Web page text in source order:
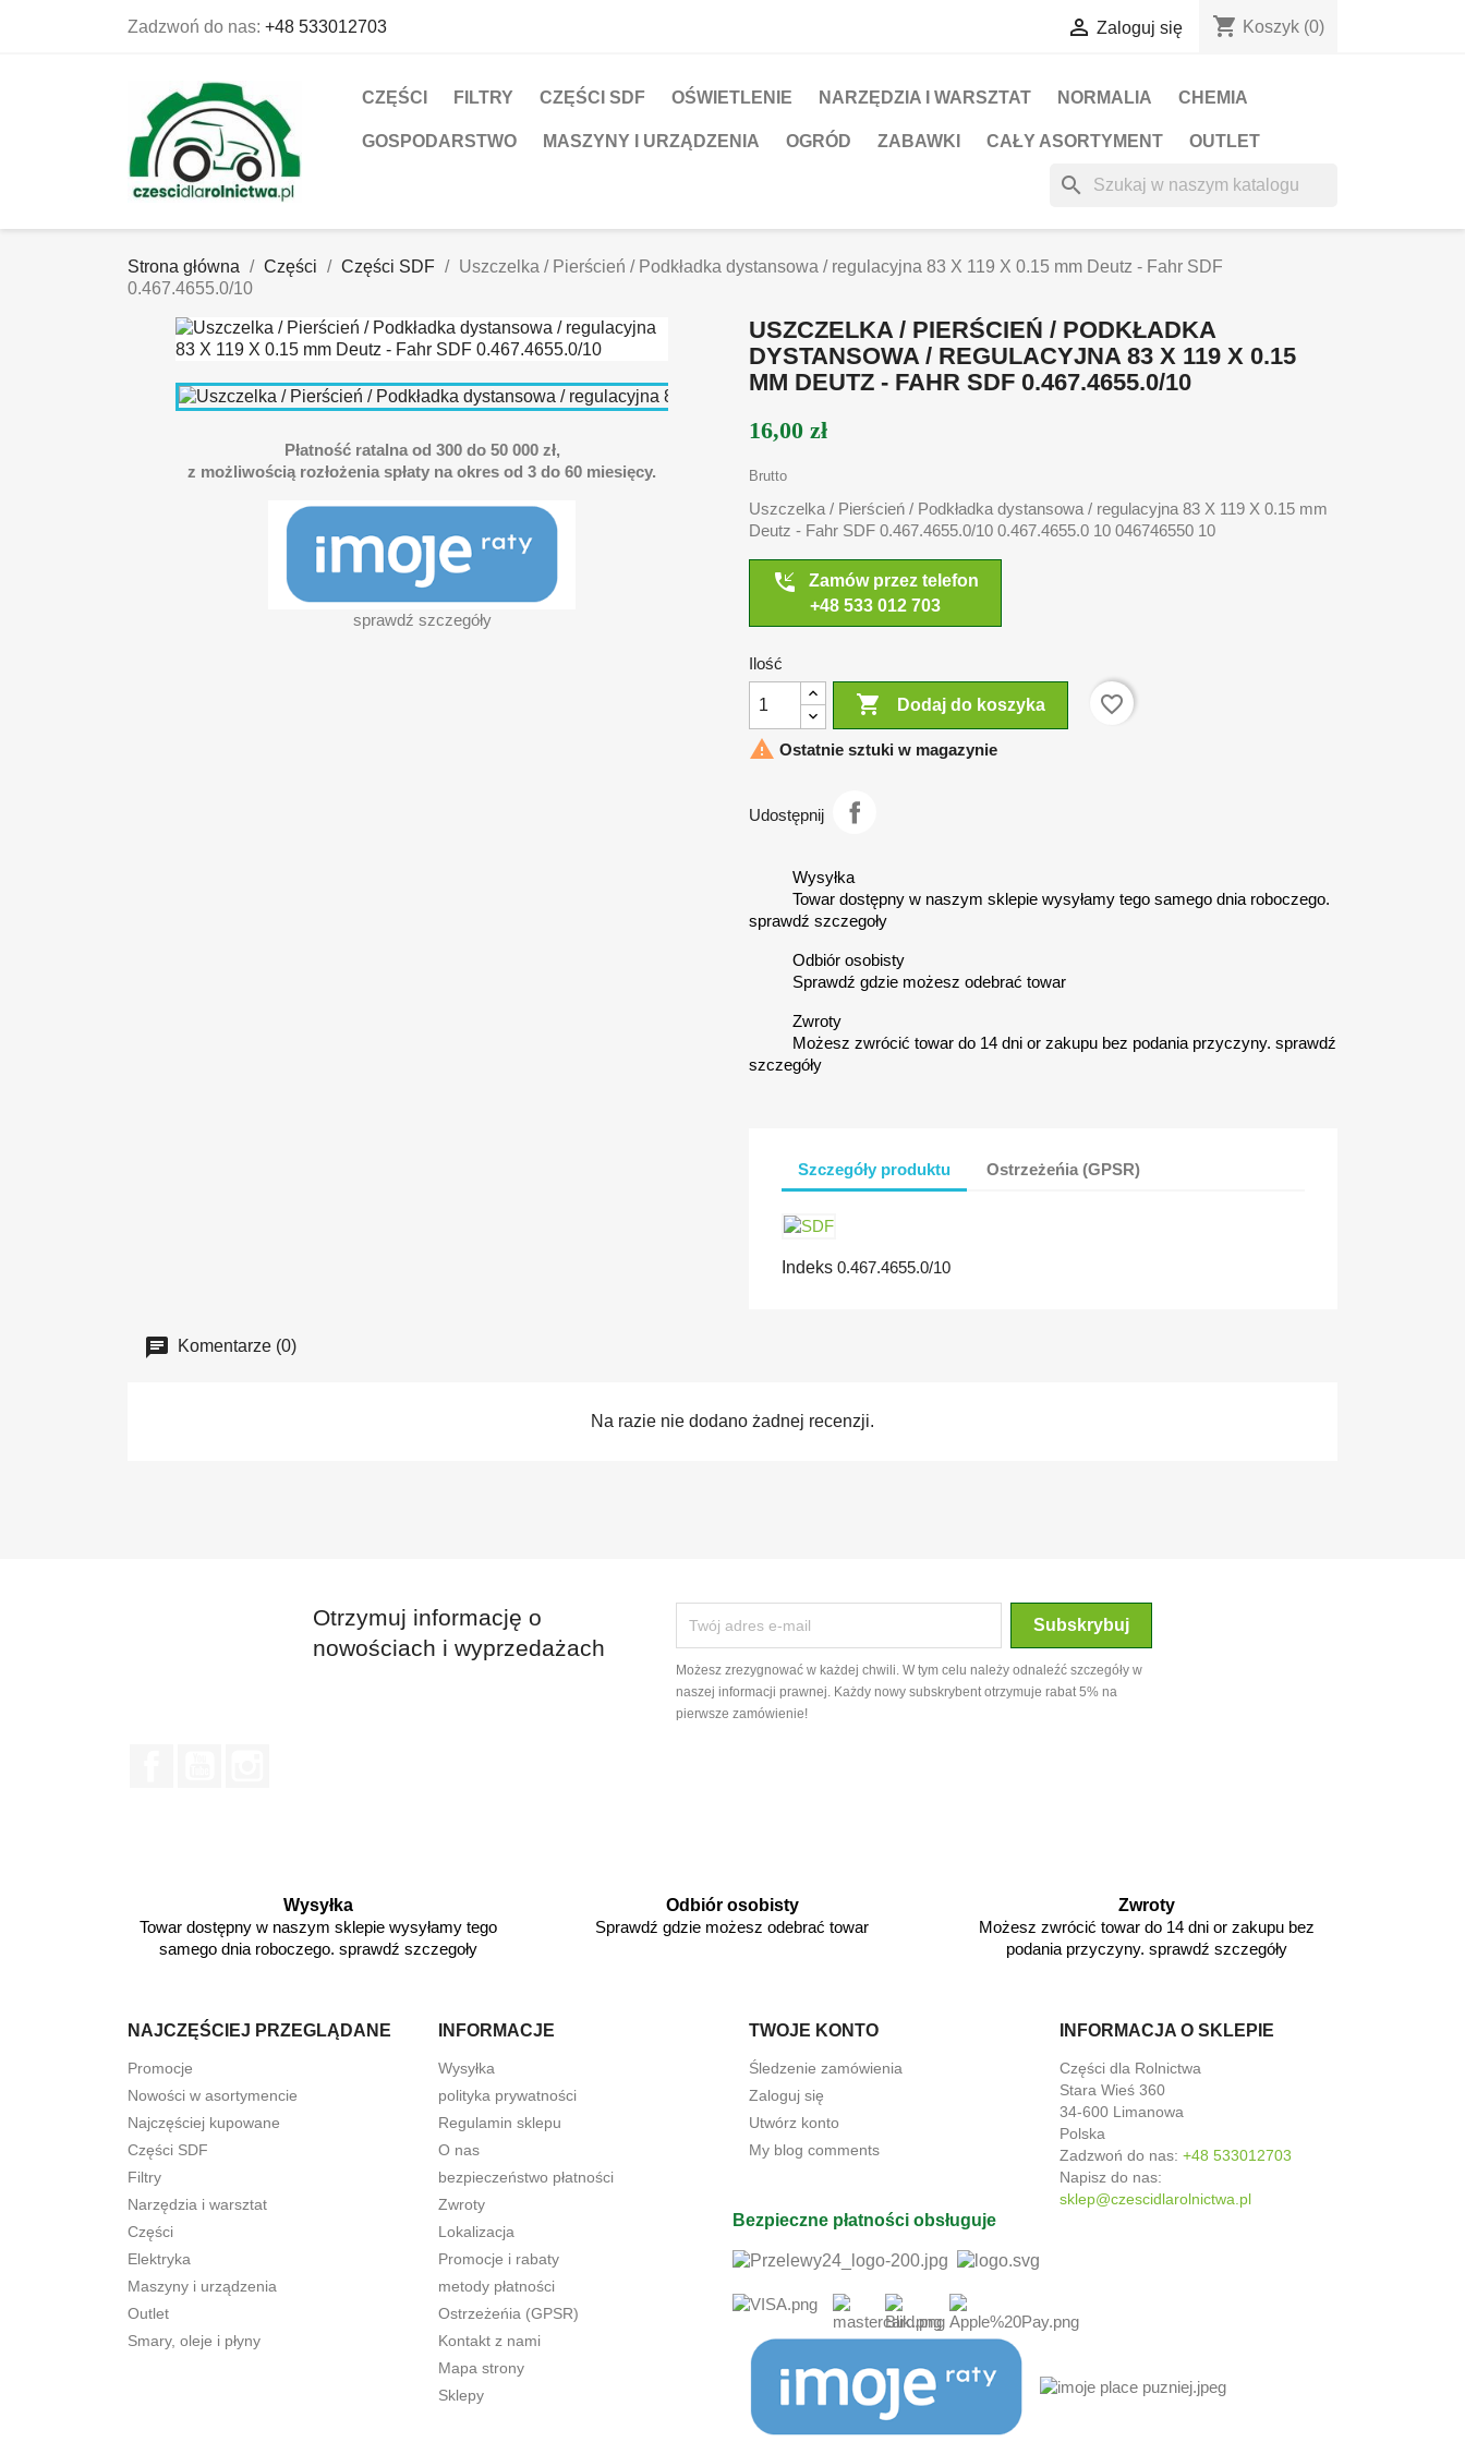
Zadzwoń do nas: +48 533012703  Zaloguj się shopping_cart Koszyk (0)
CZĘŚCI FILTRY CZĘŚCI SDF OŚWIETLENIE NARZĘDZIA I WARSZTAT NORMALIA CHEMIA
GOSPODARSTWO MASZYNY I URZĄDZENIA OGRÓD ZABAWKI CAŁY ASORTYMENT OUTLET
search
Strona główna Części Części SDF
Uszczelka / Pierścień / Podkładka dystansowa / regulacyjna 83 X 119 X 0.15 mm Deutz - Fahr SDF
0.467.4655.0/10
Płatność ratalna od 300 do 50 000 zł,
z możliwością rozłożenia spłaty na okres od 3 do 60 miesięcy.
sprawdź szczegóły
USZCZELKA / PIERŚCIEŃ / PODKŁADKA
DYSTANSOWA / REGULACYJNA 83 X 119 X 0.15
MM DEUTZ - FAHR SDF 0.467.4655.0/10
16,00 zł
Brutto
Uszczelka / Pierścień / Podkładka dystansowa / regulacyjna 83 X 119 X 0.15 mm
Deutz - Fahr SDF 0.467.4655.0/10 0.467.4655.0 10 046746550 10
phone_callback
Zamów przez telefon
+48 533 012 703
Ilość
 Dodaj do koszyka
favorite_border
 Ostatnie sztuki w magazynie
Udostępnij
Wysyłka
Towar dostępny w naszym sklepie wysyłamy tego samego dnia roboczego.
sprawdź szczegoły
Odbiór osobisty
Sprawdź gdzie możesz odebrać towar
Zwroty
Możesz zwrócić towar do 14 dni or zakupu bez podania przyczyny. sprawdź
szczegóły
Szczegóły produktu Ostrzeżeńia (GPSR)
Indeks 0.467.4655.0/10
Komentarze (0)
Na razie nie dodano żadnej recenzji.
Otrzymuj informację o
nowościach i wyprzedażach
Możesz zrezygnować w każdej chwili. W tym celu należy odnaleźć szczegóły w
naszej informacji prawnej. Każdy nowy subskrybent otrzymuje rabat 5% na
pierwsze zamówienie!
Wysyłka
Towar dostępny w naszym sklepie wysyłamy tego
samego dnia roboczego. sprawdź szczegoły
Odbiór osobisty
Sprawdź gdzie możesz odebrać towar
Zwroty
Możesz zwrócić towar do 14 dni or zakupu bez
podania przyczyny. sprawdź szczegóły
NAJCZĘŚCIEJ PRZEGLĄDANE
Promocje
Nowości w asortymencie
Najczęściej kupowane
Części SDF
Filtry
Narzędzia i warsztat
Części
Elektryka
Maszyny i urządzenia
Outlet
Smary, oleje i płyny
INFORMACJE
Wysyłka
polityka prywatności
Regulamin sklepu
O nas
bezpieczeństwo płatności
Zwroty
Lokalizacja
Promocje i rabaty
metody płatności
Ostrzeżeńia (GPSR)
Kontakt z nami
Mapa strony
Sklepy
TWOJE KONTO
Śledzenie zamówienia
Zaloguj się
Utwórz konto
My blog comments
INFORMACJA O SKLEPIE
Części dla Rolnictwa
Stara Wieś 360
34-600 Limanowa
Polska
Zadzwoń do nas: +48 533012703
Napisz do nas:
sklep@czescidlarolnictwa.pl
Bezpieczne płatności obsługuje